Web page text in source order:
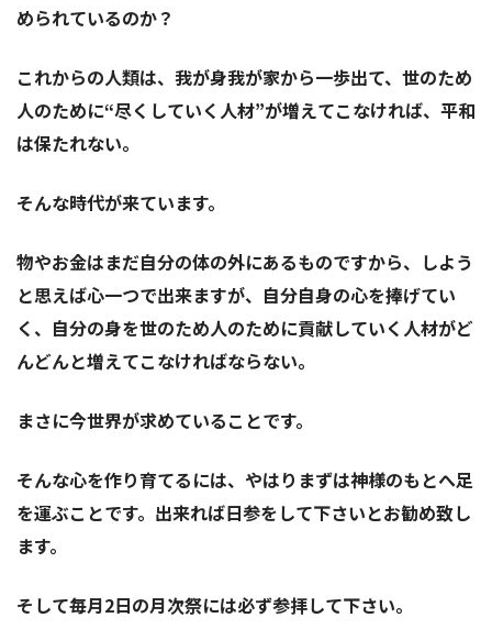
められているのか？
これからの人類は、我が身我が家から一歩出て、世のため
人のために“尽くしていく人材”が増えてこなければ、平和
は保たれない。
そんな時代が来ています。
物やお金はまだ自分の体の外にあるものですから、しよう
と思えば心一つで出来ますが、自分自身の心を捧げてい
く、自分の身を世のため人のために貢献していく人材がど
んどんと増えてこなければならない。
まさに今世界が求めていることです。
そんな心を作り育てるには、やはりまずは神様のもとへ足
を運ぶことです。出来れば日参をして下さいとお勧め致し
ます。
そして毎月2日の月次祭には必ず参拝して下さい。